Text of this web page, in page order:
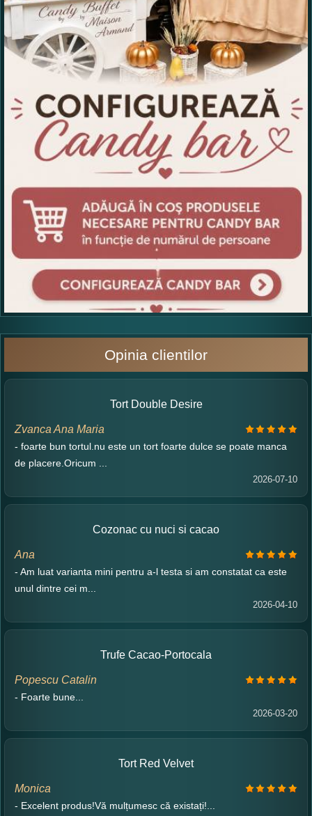
Opinia clientilor
Tort Double Desire
Zvanca Ana Maria
- foarte bun tortul.nu este un tort foarte dulce se poate manca
de placere.Oricum ...
2026-07-10
Cozonac cu nuci si cacao
Ana
- Am luat varianta mini pentru a-l testa si am constatat ca este
unul dintre cei m...
2026-04-10
Trufe Cacao-Portocala
Popescu Catalin
- Foarte bune...
2026-03-20
Tort Red Velvet
Monica
- Excelent produs!Vă mulțumesc că existați!...